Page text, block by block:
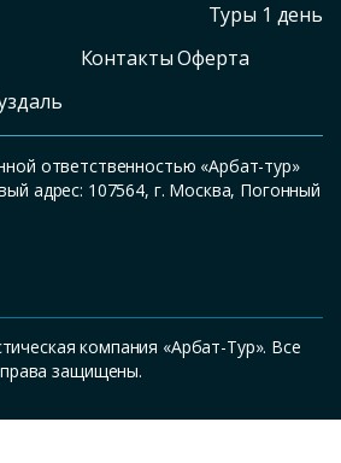
Туры 1 день
Контакты Оферта
ответственностью «Арбат-тур»
адрес: 107564, г. Москва, Погонный
компания «Арбат-Тур». Все
права защищены.